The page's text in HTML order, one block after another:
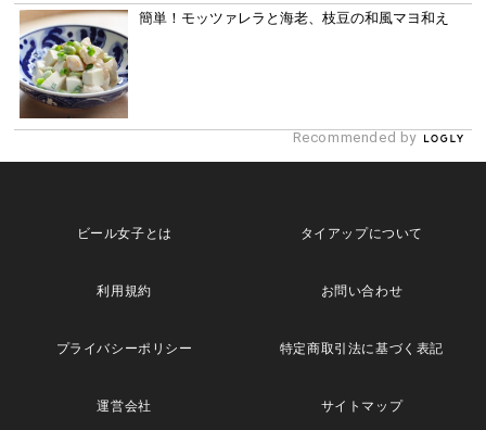
簡単！モッツァレラと海老、枝豆の和風マヨ和え
Recommended by
ビール女子とは タイアップについて
利用規約 お問い合わせ
プライバシーポリシー 特定商取引法に基づく表記
運営会社 サイトマップ